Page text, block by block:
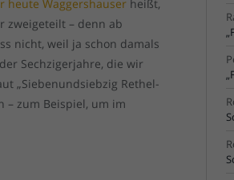
heute Waggershauser heißt,
zweigeteilt – denn ab
nicht, weil ja schon damals
Sechzigerjahre, die wir
„Siebenundsiebzig Rethel-
– zum Beispiel, um im